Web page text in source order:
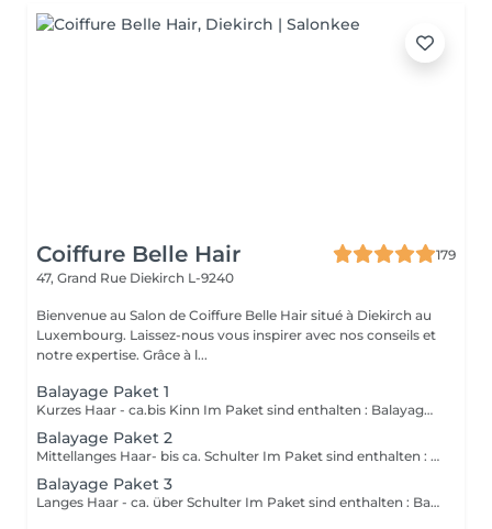
Coiffure Belle Hair
179
47, Grand Rue Diekirch L-9240
Bienvenue au Salon de Coiffure Belle Hair situé à Diekirch au
Luxembourg. Laissez-nous vous inspirer avec nos conseils et
notre expertise. Grâce à l...
Balayage Paket 1
Kurzes Haar - ca.bis Kinn Im Paket sind enthalten : Balayage ,Gloss und Haarschnitt mit Styling (Bei sehr dicken oder sehr vielen Haaren ist es möglich das ein Aufpreis von bis zu 20€ entstehen kann)
Balayage Paket 2
Mittellanges Haar- bis ca. Schulter Im Paket sind enthalten : Balayage ,Gloss und Haarschnitt mit Styling (Bei sehr dicken oder sehr vielen Haaren ist es möglich das ein Aufpreis von bis zu 20€ entstehen kann)
Balayage Paket 3
Langes Haar - ca. über Schulter Im Paket sind enthalten : Balayage ,Gloss und Haarschnitt mit Styling (Bei sehr dicken oder sehr vielen Haaren ist es möglich das ein Aufpreis von bis zu 20€ entstehen kann)